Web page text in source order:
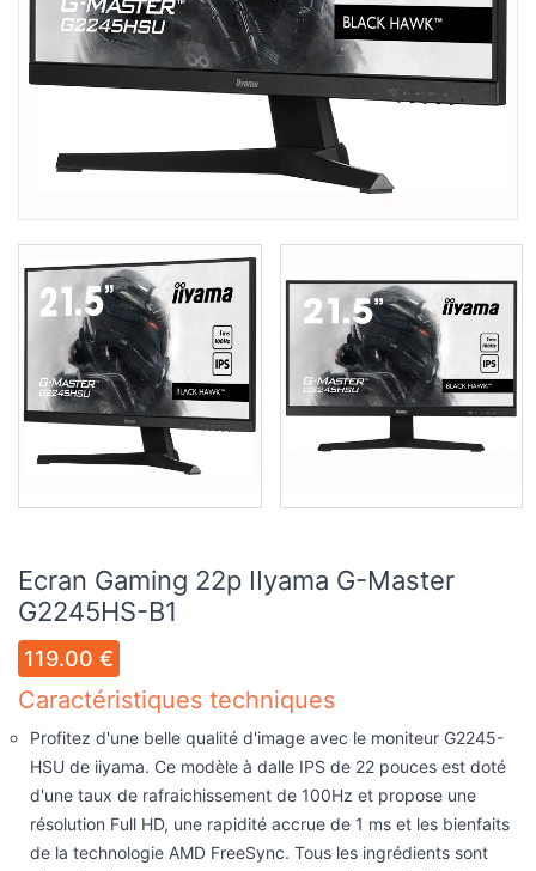
Ecran Gaming 22p IIyama G-Master
G2245HS-B1
119.00 €
Caractéristiques techniques
Profitez d'une belle qualité d'image avec le moniteur G2245-
HSU de iiyama. Ce modèle à dalle IPS de 22 pouces est doté
d'une taux de rafraichissement de 100Hz et propose une
résolution Full HD, une rapidité accrue de 1 ms et les bienfaits
de la technologie AMD FreeSync. Tous les ingrédients sont